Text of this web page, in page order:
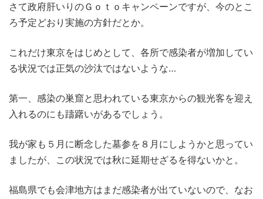
さて政府肝いりのＧｏｔｏキャンペーンですが、今のとこ
ろ予定どおり実施の方針だとか。
これだけ東京をはじめとして、各所で感染者が増加してい
る状況では正気の沙汰ではないような…
第一、感染の巣窟と思われている東京からの観光客を迎え
入れるのにも躊躇いがあるでしょう。
我が家も５月に断念した墓参を８月にしようかと思ってい
ましたが、この状況では秋に延期せざるを得ないかと。
福島県でも会津地方はまだ感染者が出ていないので、なお